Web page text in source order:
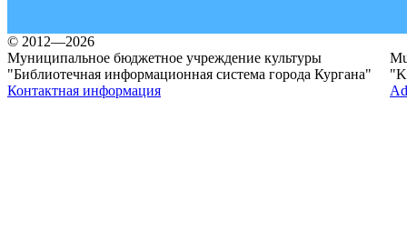
© 2012—2026
Муниципальное бюджетное учреждение культуры
"Библиотечная информационная система города Кургана"
Контактная информация